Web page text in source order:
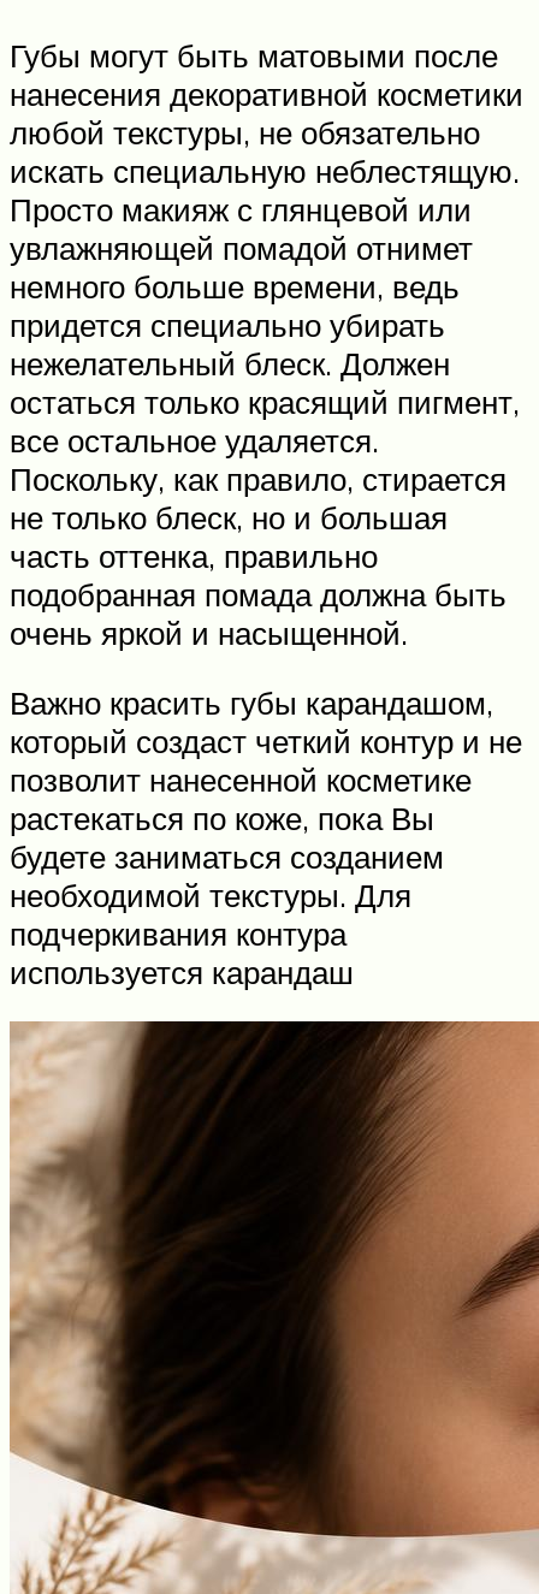
Губы могут быть матовыми после
нанесения декоративной косметики
любой текстуры, не обязательно
искать специальную неблестящую.
Просто макияж с глянцевой или
увлажняющей помадой отнимет
немного больше времени, ведь
придется специально убирать
нежелательный блеск. Должен
остаться только красящий пигмент,
все остальное удаляется.
Поскольку, как правило, стирается
не только блеск, но и большая
часть оттенка, правильно
подобранная помада должна быть
очень яркой и насыщенной.
Важно красить губы карандашом,
который создаст четкий контур и не
позволит нанесенной косметике
растекаться по коже, пока Вы
будете заниматься созданием
необходимой текстуры. Для
подчеркивания контура
используется карандаш